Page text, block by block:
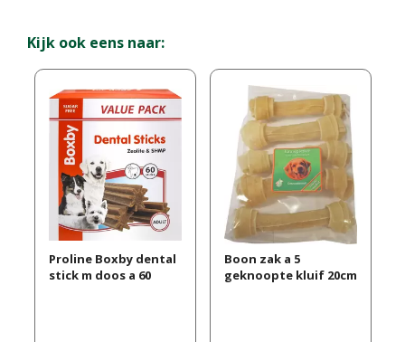
Kijk ook eens naar:
Proline Boxby dental
stick m doos a 60
Boon zak a 5
geknoopte kluif 20cm